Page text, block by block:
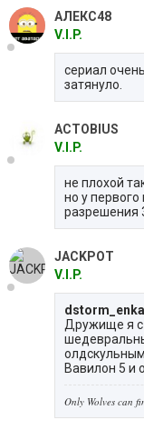
АЛЕКС48
V.I.P.
сериал
затянуло.
ACTOBIUS
V.I.P.
не плохой
но у первого
разрешения
JACKPOT
V.I.P.
dstorm_enka
Дружище я с
Вавилон 5 и
Only Wolves can